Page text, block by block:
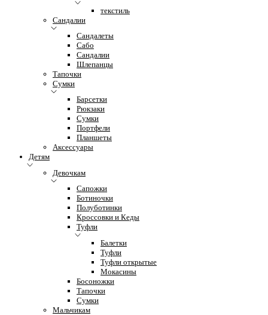
текстиль
Сандалии
Сандалеты
Сабо
Сандалии
Шлепанцы
Тапочки
Сумки
Барсетки
Рюкзаки
Сумки
Портфели
Планшеты
Аксессуары
Детям
Девочкам
Сапожки
Ботиночки
Полуботинки
Кроссовки и Кеды
Туфли
Балетки
Туфли
Туфли открытые
Мокасины
Босоножки
Тапочки
Сумки
Мальчикам